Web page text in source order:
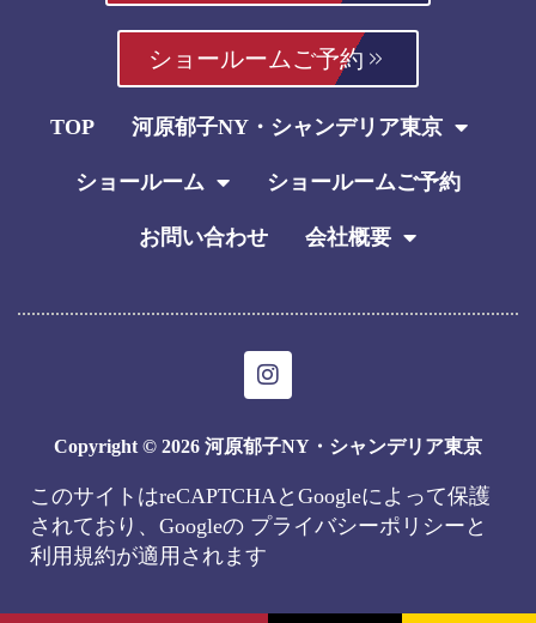
ショールームご予約
TOP 河原郁子NY・シャンデリア東京
ショールーム ショールームご予約
お問い合わせ 会社概要
I
n
t
a
r
a
Copyright © 2026 河原郁子NY・シャンデリア東京
このサイトはreCAPTCHAとGoogleによって保護
されており、Googleの プライバシーポリシー と
利用規約が適用されます